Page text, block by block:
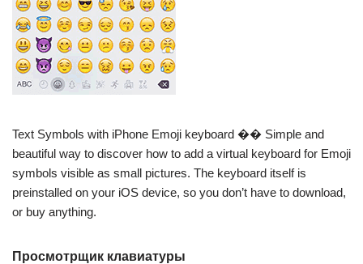
Text Symbols with iPhone Emoji keyboard �� Simple and
beautiful way to discover how to add a virtual keyboard for Emoji
symbols visible as small pictures. The keyboard itself is
preinstalled on your iOS device, so you don’t have to download,
or buy anything.
Просмотрщик клавиатуры